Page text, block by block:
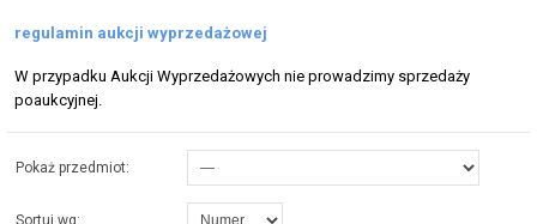
regulamin aukcji wyprzedażowej
W przypadku Aukcji Wyprzedażowych nie prowadzimy sprzedaży
poaukcyjnej.
Pokaż przedmiot:
Sortuj wg: